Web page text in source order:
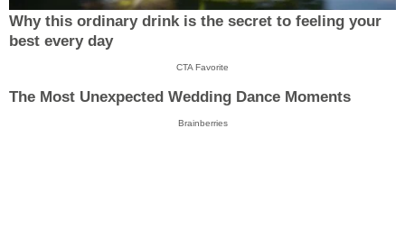
Why this ordinary drink is the secret to feeling your
best every day
CTA Favorite
The Most Unexpected Wedding Dance Moments
Brainberries